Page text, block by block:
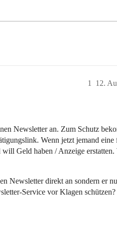
12.
1
Newsletter an. Zum Schutz
Wenn jetzt jemand eine
Geld haben / Anzeige erstatten.
Newsletter direkt an sondern er
Service vor Klagen